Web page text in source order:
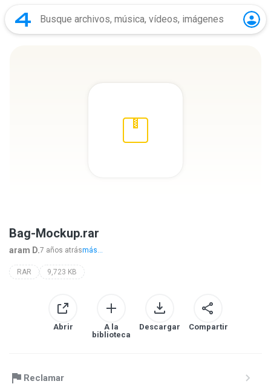
Bag-Mockup.rar
aram D.7 años atrásmás...
RAR 9,723 KB
Abrir
A la
biblioteca
Descargar Compartir
Reclamar